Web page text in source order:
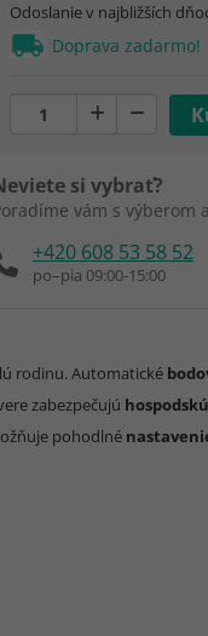
Odoslanie v najbližších
Doprava zadarmo!
si vybrať?
vám s výberom
+420 608 53 58 52
po–pia 09:00-15:00
rodinu. Automatické
zabezpečujú
pohodlné